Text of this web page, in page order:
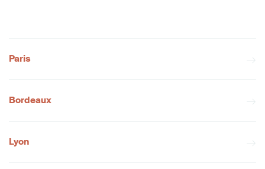
Paris
Bordeaux
Lyon